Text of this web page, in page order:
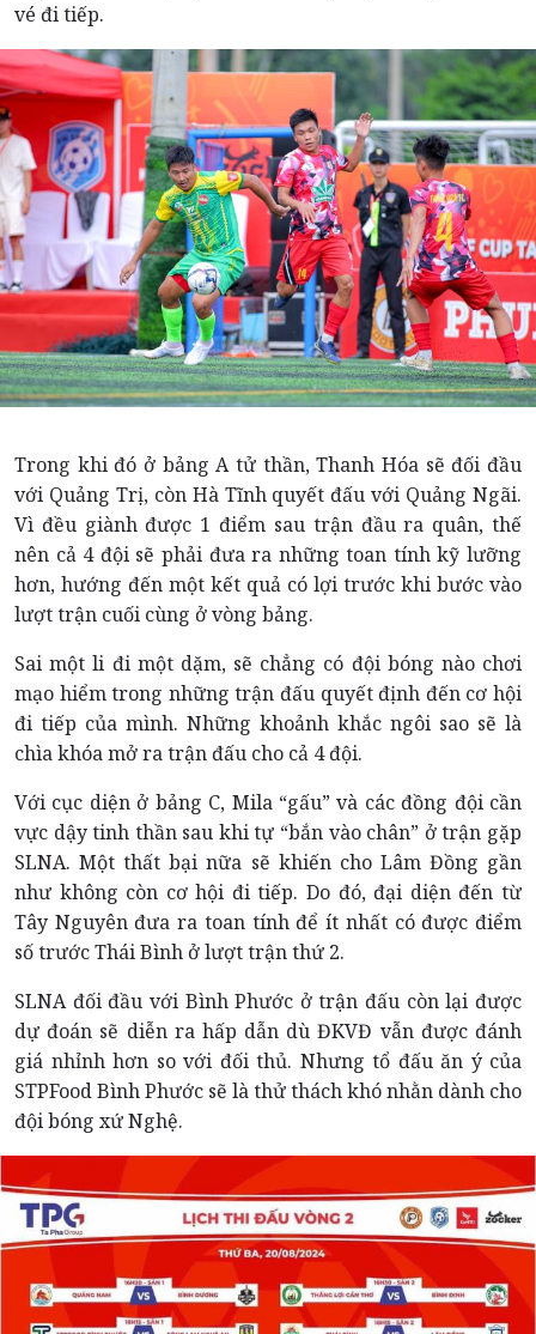
vé đi tiếp.
Trong khi đó ở bảng A tử thần, Thanh Hóa sẽ đối đầu
với Quảng Trị, còn Hà Tĩnh quyết đấu với Quảng Ngãi.
Vì đều giành được 1 điểm sau trận đầu ra quân, thế
nên cả 4 đội sẽ phải đưa ra những toan tính kỹ lưỡng
hơn, hướng đến một kết quả có lợi trước khi bước vào
lượt trận cuối cùng ở vòng bảng.
Sai một li đi một dặm, sẽ chẳng có đội bóng nào chơi
mạo hiểm trong những trận đấu quyết định đến cơ hội
đi tiếp của mình. Những khoảnh khắc ngôi sao sẽ là
chìa khóa mở ra trận đấu cho cả 4 đội.
Với cục diện ở bảng C, Mila “gấu” và các đồng đội cần
vực dậy tinh thần sau khi tự “bắn vào chân” ở trận gặp
SLNA. Một thất bại nữa sẽ khiến cho Lâm Đồng gần
như không còn cơ hội đi tiếp. Do đó, đại diện đến từ
Tây Nguyên đưa ra toan tính để ít nhất có được điểm
số trước Thái Bình ở lượt trận thứ 2.
SLNA đối đầu với Bình Phước ở trận đấu còn lại được
dự đoán sẽ diễn ra hấp dẫn dù ĐKVĐ vẫn được đánh
giá nhỉnh hơn so với đối thủ. Nhưng tổ đấu ăn ý của
STPFood Bình Phước sẽ là thử thách khó nhằn dành cho
đội bóng xứ Nghệ.